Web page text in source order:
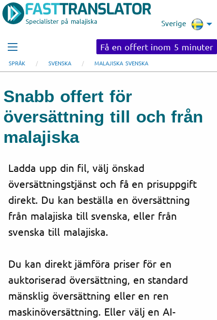
Specialister på malajiska Sverige
Få en offert inom 5 minuter
SPRÅK SVENSKA MALAJISKA SVENSKA
Snabb offert för
översättning till och från
malajiska
Ladda upp din fil, välj önskad
översättningstjänst och få en prisuppgift
direkt. Du kan beställa en översättning
från malajiska till svenska, eller från
svenska till malajiska.
Du kan direkt jämföra priser för en
auktoriserad översättning, en standard
mänsklig översättning eller en ren
maskinöversättning. Eller välj en AI-